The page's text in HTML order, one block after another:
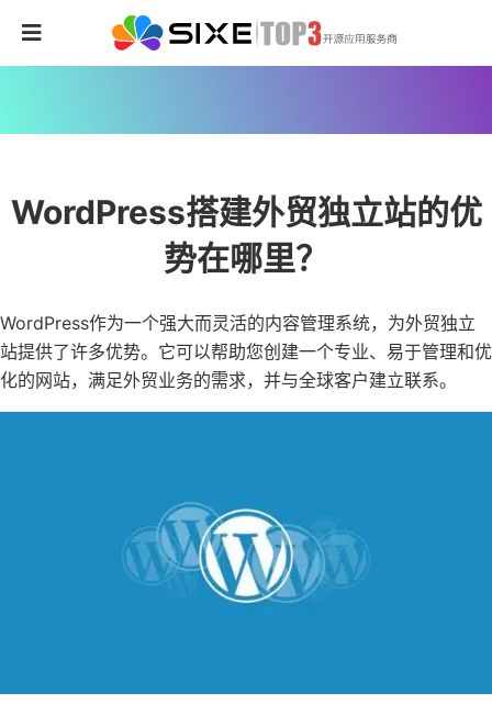
WordPress搭建外贸独立站的优
势在哪里？
WordPress作为一个强大而灵活的内容管理系统，为外贸独立
站提供了许多优势。它可以帮助您创建一个专业、易于管理和优
化的网站，满足外贸业务的需求，并与全球客户建立联系。